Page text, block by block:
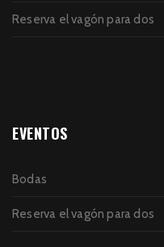
Reserva el vagón para dos
EVENTOS
Bodas
Reserva el vagón para dos